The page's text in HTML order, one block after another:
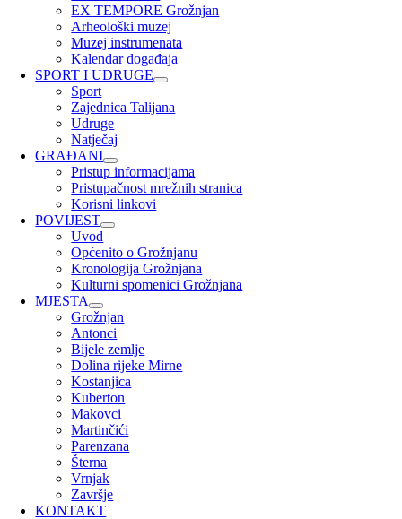
EX TEMPORE Grožnjan
Arheološki muzej
Muzej instrumenata
Kalendar događaja
SPORT I UDRUGE
Sport
Zajednica Talijana
Udruge
Natječaj
GRAĐANI
Pristup informacijama
Pristupačnost mrežnih stranica
Korisni linkovi
POVIJEST
Uvod
Općenito o Grožnjanu
Kronologija Grožnjana
Kulturni spomenici Grožnjana
MJESTA
Grožnjan
Antonci
Bijele zemlje
Dolina rijeke Mirne
Kostanjica
Kuberton
Makovci
Martinčići
Parenzana
Šterna
Vrnjak
Završje
KONTAKT